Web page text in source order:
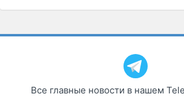
Все главные новости в нашем